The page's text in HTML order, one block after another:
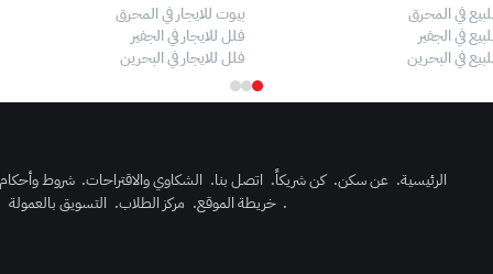
في المحرق
في الجفير
في البحرين
بيوت للايجار في المحرق
فلل للايجار في الجفير
فلل للايجار في البحرين
الرئيسية. عن سكن. كن شريكاً. اتصل بنا. الشكاوي والاقتراحات. شروط
. خريطة الموقع. مركز الطلاب. التسويق بالعمولة